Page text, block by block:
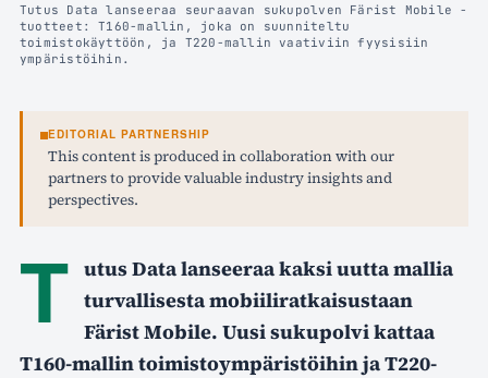
Tutus Data lanseeraa seuraavan sukupolven Färist Mobile -
tuotteet: T160-mallin, joka on suunniteltu
toimistokäyttöön, ja T220-mallin vaativiin fyysisiin
ympäristöihin.
EDITORIAL PARTNERSHIP
This content is produced in collaboration with our
partners to provide valuable industry insights and
perspectives.
T utus Data lanseeraa kaksi uutta mallia
turvallisesta mobiiliratkaisustaan
Färist Mobile. Uusi sukupolvi kattaa
T160-mallin toimistoympäristöihin ja T220-